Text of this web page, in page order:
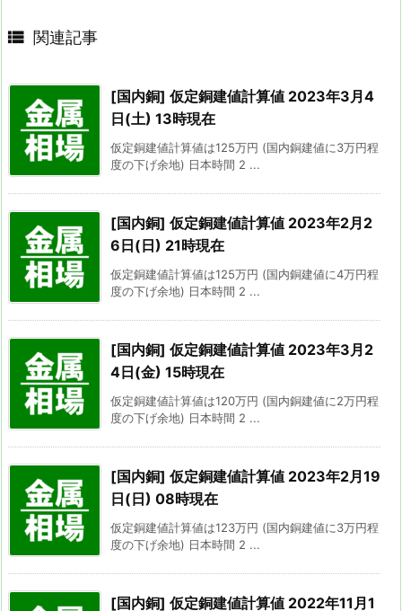
 関連記事
[国内銅] 仮定銅建値計算値 2023年3月4
日(土) 13時現在
仮定銅建値計算値は125万円 (国内銅建値に3万円程
度の下げ余地) 日本時間 2 ...
[国内銅] 仮定銅建値計算値 2023年2月2
6日(日) 21時現在
仮定銅建値計算値は125万円 (国内銅建値に4万円程
度の下げ余地) 日本時間 2 ...
[国内銅] 仮定銅建値計算値 2023年3月2
4日(金) 15時現在
仮定銅建値計算値は120万円 (国内銅建値に2万円程
度の下げ余地) 日本時間 2 ...
[国内銅] 仮定銅建値計算値 2023年2月19
日(日) 08時現在
仮定銅建値計算値は123万円 (国内銅建値に3万円程
度の下げ余地) 日本時間 2 ...
[国内銅] 仮定銅建値計算値 2022年11月1